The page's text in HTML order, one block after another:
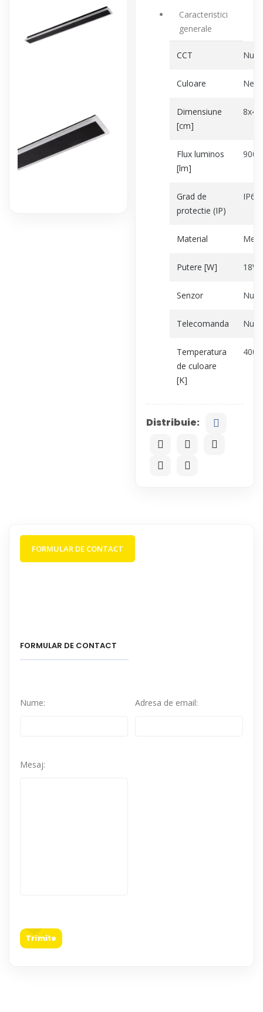
Caracteristici
generale
CCT Nu
Culoare
Dimensiune
[cm]
Flux luminos
[lm]
Grad de
protectie (IP)
IP65
Material
Putere [W] 18W
Senzor Nu
Telecomanda Nu
Temperatura
de culoare
[K]
4000
Distribuie:
FORMULAR DE CONTACT
FORMULAR DE CONTACT
Nume: Adresa de email:
Mesaj:
Trimite